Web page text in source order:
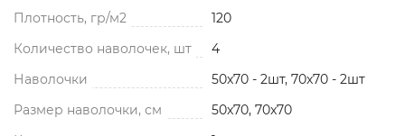
Плотность, гр/м2
120
Количество наволочек, шт
4
Наволочки
50x70 - 2шт, 70x70 - 2шт
Размер наволочки, см
50x70, 70x70